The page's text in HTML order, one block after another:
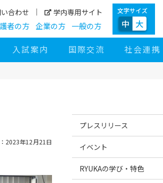
合わせ 学内専用サイト
者の方 企業の方 一般の方
文字サイズ
中 大
入試案内 国際交流 社会連携
2023年12月21日
イ
ビ
シ
お
め
テ
カ
リ
ス
プレスリリース
イベント
RYUKAの学び・特色